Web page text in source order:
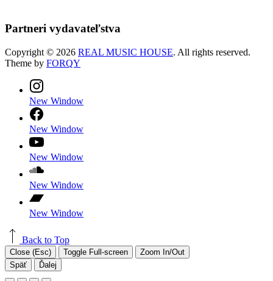
Partneri vydavateľstva
Copyright © 2026 REAL MUSIC HOUSE. All rights reserved.
Theme by FORQY
New Window
New Window
New Window
New Window
New Window
Back to Top
Close (Esc) Toggle Full-screen
Zoom In/Out
Späť
Ďalej